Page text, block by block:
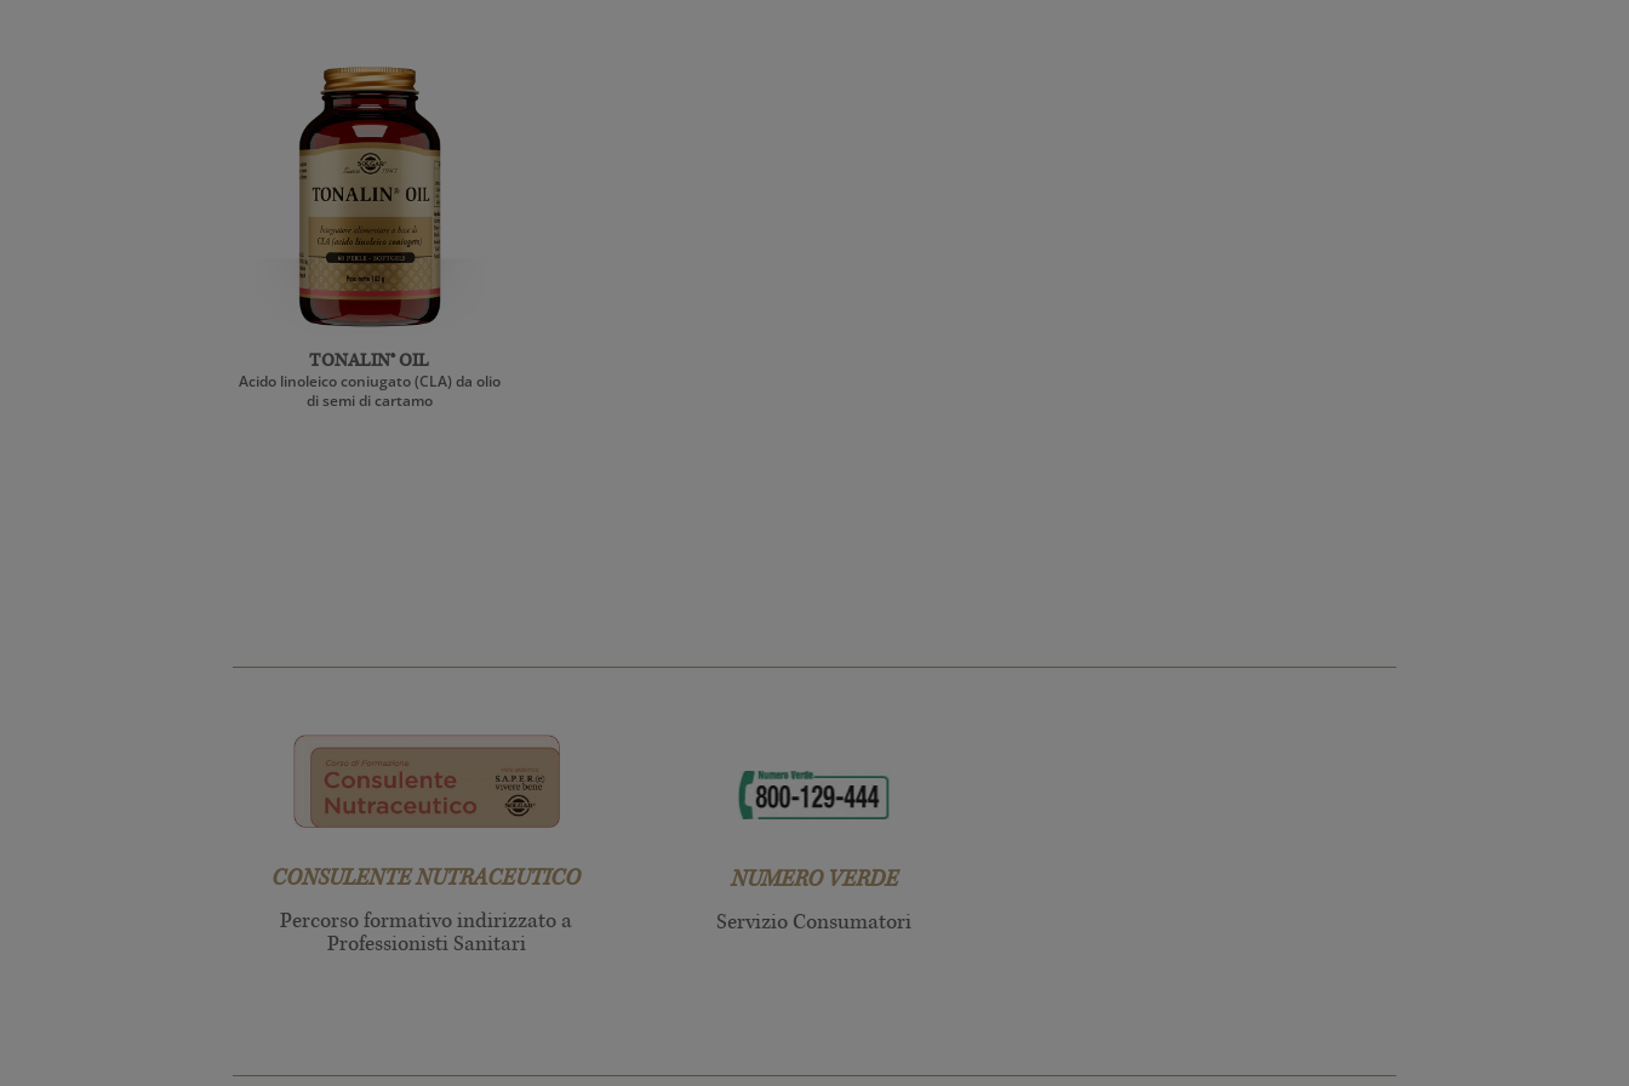
TONALIN® OIL
Acido linoleico coniugato (CLA) da olio
di semi di cartamo
CONSULENTE NUTRACEUTICO
Percorso formativo indirizzato a
Professionisti Sanitari
NUMERO VERDE
Servizio Consumatori